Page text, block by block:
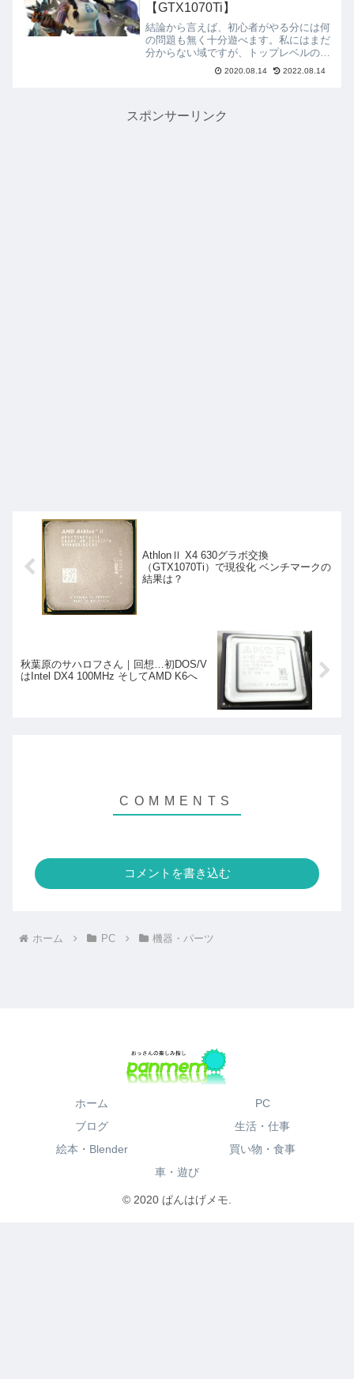
【GTX1070Ti】
結論から言えば、初心者がやる分には何
の問題も無く十分遊べます。私にはまだ
分からない域ですが、トップレベルのゲ
ーマーには物足りないスペックだと思う
ので、私もその域に達することができた
2020.08.14 2022.08.14
スポンサーリンク
AthlonⅡ X4 630グラボ交換
（GTX1070Ti）で現役化 ベンチマークの
結果は？
秋葉原のサハロフさん｜回想…初DOS/V
はIntel DX4 100MHz そしてAMD K6へ
コメントを書き込む
ホーム PC 機器・パーツ
ホーム
PC
ブログ
生活・仕事
絵本・Blender
買い物・食事
車・遊び
© 2020 ぱんはげメモ.